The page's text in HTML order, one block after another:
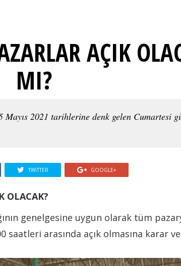
AÇIK
MI?
Mayıs 2021 tarihlerine denk gelen Cumartesi
TWITTER GOOGLE+
OLACAK?
genelgesine uygun olarak tüm
saatleri arasında açık olmasına karar